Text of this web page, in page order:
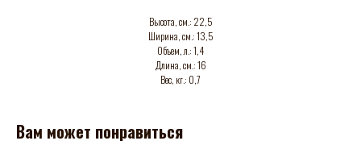
Высота, см.: 22,5
Ширина, см.: 13,5
Объем, л.: 1,4
Длина, см.: 16
Вес, кг.: 0,7
Вам может понравиться